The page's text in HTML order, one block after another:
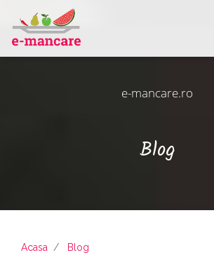
e-mancare.ro
Blog
Acasa
Blog